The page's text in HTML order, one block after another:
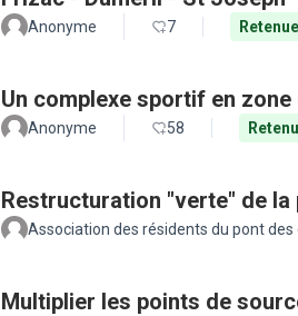
Anonyme 7 Retenue
Un complexe sportif en zone
Anonyme 58
Restructuration "verte" de la
Association des résidents du pont des
Multiplier les points de